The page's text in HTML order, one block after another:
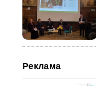
Реклама